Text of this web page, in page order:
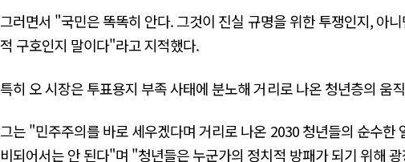
그러면서 "국민은 똑똑히 안다. 그것이 진실 규명을 위한 투쟁인지, 아
적 구호인지 말이다"라고 지적했다.
특히 오 시장은 투표용지 부족 사태에 분노해 거리로 나온 청년층의 움
그는 "민주주의를 바로 세우겠다며 거리로 나온 2030 청년들의 순수한
비되어서는 안 된다"며 "청년들은 누군가의 정치적 방패가 되기 위해